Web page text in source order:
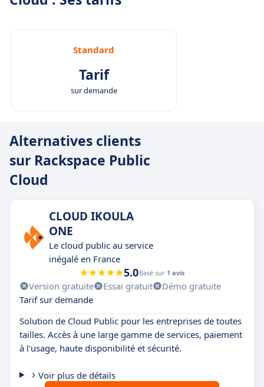
Standard
Tarif
sur demande
Alternatives clients
sur Rackspace Public
Cloud
CLOUD IKOULA
ONE
Le cloud public au service
inégalé en France
5.0Basé sur 1 avis
Version gratuite Essai gratuit
Démo gratuite
Tarif sur demande
Solution de Cloud Public pour les entreprises de toutes
tailles. Accès à une large gamme de services, paiement
à l'usage, haute disponibilité et sécurité.
Voir plus de détails